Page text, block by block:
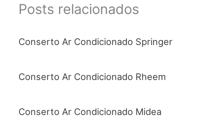
Posts relacionados
Conserto Ar Condicionado Springer
Conserto Ar Condicionado Rheem
Conserto Ar Condicionado Midea